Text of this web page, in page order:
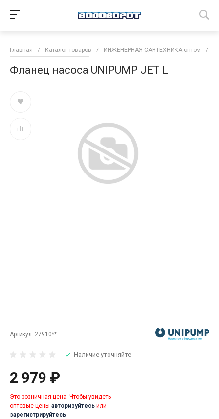
Главная / Каталог товаров / ИНЖЕНЕРНАЯ САНТЕХНИКА оптом /
Фланец насоса UNIPUMP JET L
Артикул: 27910**
Наличие уточняйте
2 979 ₽
Это розничная цена. Чтобы увидеть
оптовые цены авторизуйтесь или
зарегистрируйтесь